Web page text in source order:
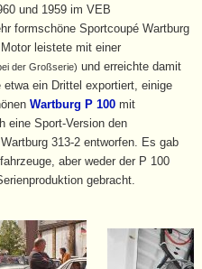
und 1959 im VEB
formschöne Sportcoupé Wartburg
leistete mit einer
der Großserie) und erreichte damit
ein Drittel exportiert, einige
Wartburg P 100mit
eine Sport-Version den
313-2 entworfen. Es gab
aber weder der P 100
gebracht.